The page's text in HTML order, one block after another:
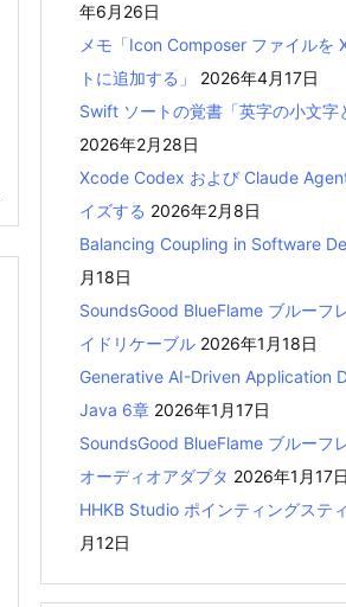
年6月26日
メモ「Icon Composer ファイルを
トに追加する」
2026年4月17日
Swift ソートの覚書「英字の小文字
2026年2月28日
Xcode Codex および Claude
イズする 2026年2月8日
Balancing Coupling in Software
月18日
SoundsGood BlueFlame ブルーフ
イドリケーブル 2026年1月18日
Generative AI-Driven Application
Java 6章 2026年1月17日
SoundsGood BlueFlame ブルーフ
オーディオアダプタ 2026年1月17日
HHKB Studio ポインティングステ
月12日